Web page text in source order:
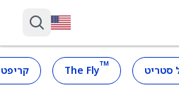
סטריט ™
The Fly